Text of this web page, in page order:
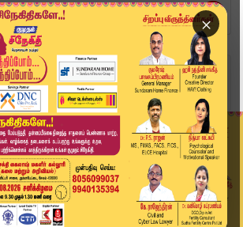
×
சிக்கப் போகும் சினிமா பிரபலங்...